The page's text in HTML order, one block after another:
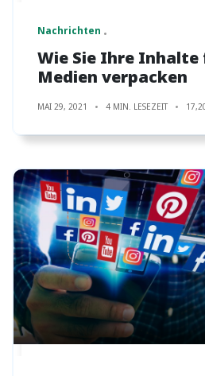
Nachrichten
Wie Sie Ihre Inhalte
Medien verpacken
MAI 29, 2021 4 MIN. LESEZEIT